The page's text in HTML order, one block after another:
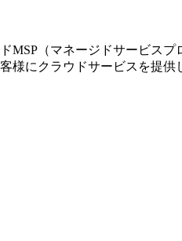
（マネージドサービス
様にクラウドサービスを提供